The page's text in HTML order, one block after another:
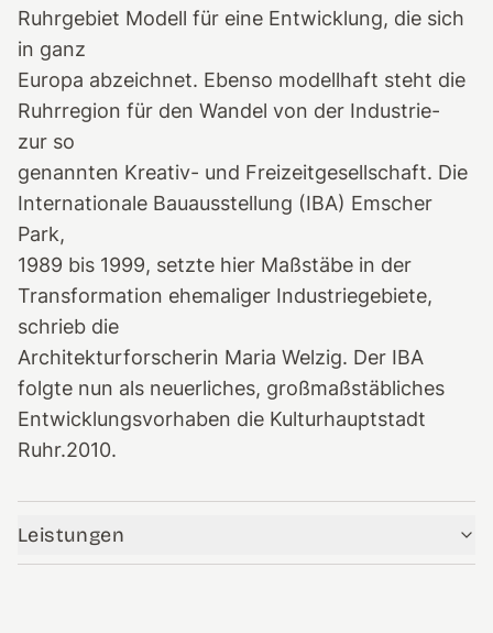
Ruhrgebiet Modell für eine Entwicklung, die sich
in ganz
Europa abzeichnet. Ebenso modellhaft steht die
Ruhrregion für den Wandel von der Industrie-
zur so
genannten Kreativ- und Freizeitgesellschaft. Die
Internationale Bauausstellung (IBA) Emscher
Park,
1989 bis 1999, setzte hier Maßstäbe in der
Transformation ehemaliger Industriegebiete,
schrieb die
Architekturforscherin Maria Welzig. Der IBA
folgte nun als neuerliches, großmaßstäbliches
Entwicklungsvorhaben die Kulturhauptstadt
Ruhr.2010.
Leistungen